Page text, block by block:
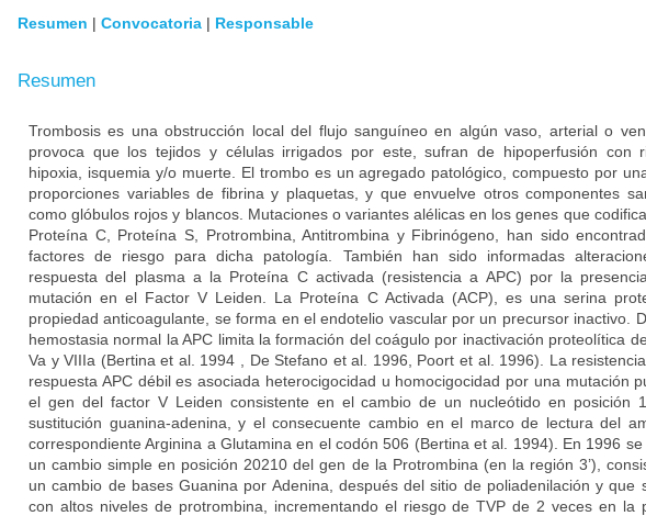
Resumen | Convocatoria | Responsable
Resumen
Trombosis es una obstrucción local del flujo sanguíneo en algún vaso, arterial o
provoca que los tejidos y células irrigados por este, sufran de hipoperfusión con
hipoxia, isquemia y/o muerte. El trombo es un agregado patológico, compuesto por
proporciones variables de fibrina y plaquetas, y que envuelve otros componentes
como glóbulos rojos y blancos. Mutaciones o variantes alélicas en los genes que
Proteína C, Proteína S, Protrombina, Antitrombina y Fibrinógeno, han sido
factores de riesgo para dicha patología. También han sido informadas
respuesta del plasma a la Proteína C activada (resistencia a APC) por la
mutación en el Factor V Leiden. La Proteína C Activada (ACP), es una serina
propiedad anticoagulante, se forma en el endotelio vascular por un precursor inactivo.
hemostasia normal la APC limita la formación del coágulo por inactivación proteolítica
Va y VIIIa (Bertina et al. 1994 , De Stefano et al. 1996, Poort et al. 1996). La
respuesta APC débil es asociada heterocigocidad u homocigocidad por una mutación
el gen del factor V Leiden consistente en el cambio de un nucleótido en posición
sustitución guanina-adenina, y el consecuente cambio en el marco de lectura del
correspondiente Arginina a Glutamina en el codón 506 (Bertina et al. 1994). En 1996 se
un cambio simple en posición 20210 del gen de la Protrombina (en la región 3’),
un cambio de bases Guanina por Adenina, después del sitio de poliadenilación y que
con altos niveles de protrombina, incrementando el riesgo de TVP de 2 veces en la